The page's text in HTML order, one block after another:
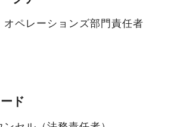
オペレーションズ部門責任者
ド